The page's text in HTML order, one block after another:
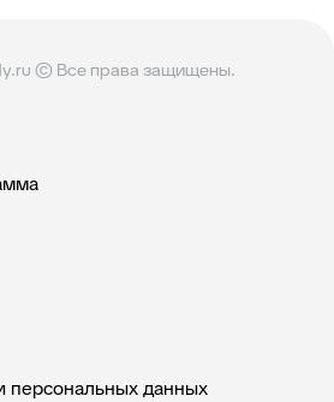
© Все права защищены.
персональных данных